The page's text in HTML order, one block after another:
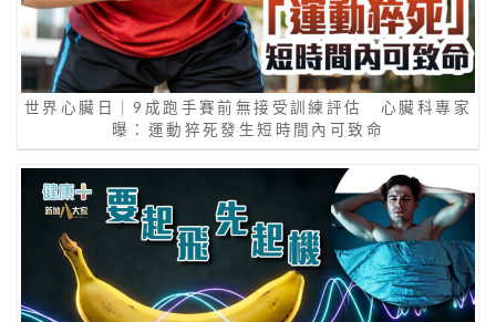
世界心臟日｜9成跑手賽前無接受訓練評估 心臟科專家
曝：運動猝死發生短時間內可致命